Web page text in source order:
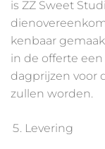
is ZZ Sweet
kenbaar
in de offerte
dagprijzen voor
zullen worden.
Levering